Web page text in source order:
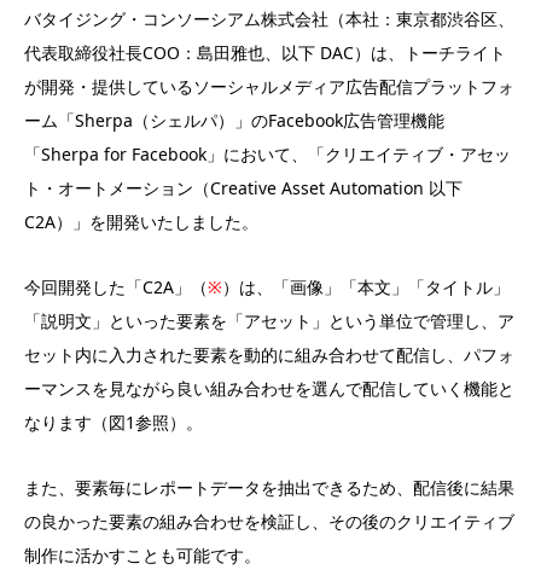
バタイジング・コンソーシアム株式会社（本社：東京都渋谷区、
代表取締役社長COO：島田雅也、以下 DAC）は、トーチライト
が開発・提供しているソーシャルメディア広告配信プラットフォ
ーム「Sherpa（シェルパ）」のFacebook広告管理機能
「Sherpa for Facebook」において、「クリエイティブ・アセッ
ト・オートメーション（Creative Asset Automation 以下
C2A）」を開発いたしました。
今回開発した「C2A」（※）は、「画像」「本文」「タイトル」
「説明文」といった要素を「アセット」という単位で管理し、ア
セット内に入力された要素を動的に組み合わせて配信し、パフォ
ーマンスを見ながら良い組み合わせを選んで配信していく機能と
なります（図1参照）。
また、要素毎にレポートデータを抽出できるため、配信後に結果
の良かった要素の組み合わせを検証し、その後のクリエイティブ
制作に活かすことも可能です。